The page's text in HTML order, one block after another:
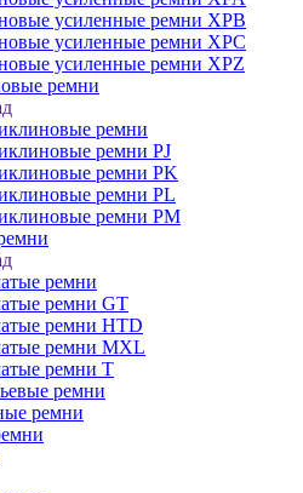
усиленные ремни XPB
усиленные ремни XPC
усиленные ремни XPZ
ремни
ремни
ремни PJ
ремни PK
ремни PL
ремни PM
ремни
ремни GT
ремни HTD
ремни MXL
ремни Т
ремни
ремни